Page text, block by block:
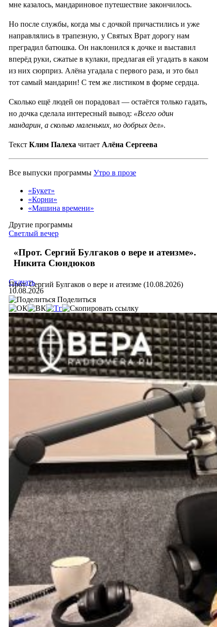
мне казалось, мандариновое путешествие закончилось.
Но после службы, когда мы с дочкой причастились и уже
направлялись в трапезную, у Святых Врат дорогу нам
преградил батюшка. Он наклонился к дочке и выставил
вперёд руки, сжатые в кулаки, предлагая ей угадать в каком
из них сюрприз. Алёна угадала с первого раза, и это был
тот самый мандарин! С тем же листиком в форме сердца.
Сколько ещё людей он порадовал — остаётся только гадать,
но дочка сделала интересный вывод: «Всего один
мандарин, а сколько маленьких, но добрых дел».
Текст Клим Палеха читает Алёна Сергеева
Все выпуски программы Утро в прозе
«Букет»
«Корни»
«Машина времени»
Другие программы
Светлый вечер
«Прот. Сергий Булгаков о вере и атеизме».
Никита Сюндюков
Прот. Сергий Булгаков о вере и атеизме (10.08.2026)
Скачать
10.08.2026
Поделиться